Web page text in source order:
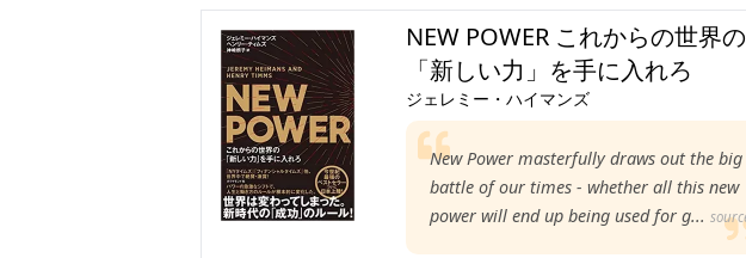
NEW POWER これからの世界の
「新しい力」を手に入れろ
ジェレミー・ハイマンズ
New Power masterfully draws out the big
battle of our times - whether all this new
power will end up being used for g...